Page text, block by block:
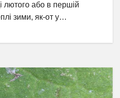
лютого або в першій
зими, як-от у…